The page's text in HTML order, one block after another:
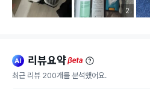
리뷰 이미
2
ai 리뷰요약beta
최근 리뷰 200개를 분석했어요.